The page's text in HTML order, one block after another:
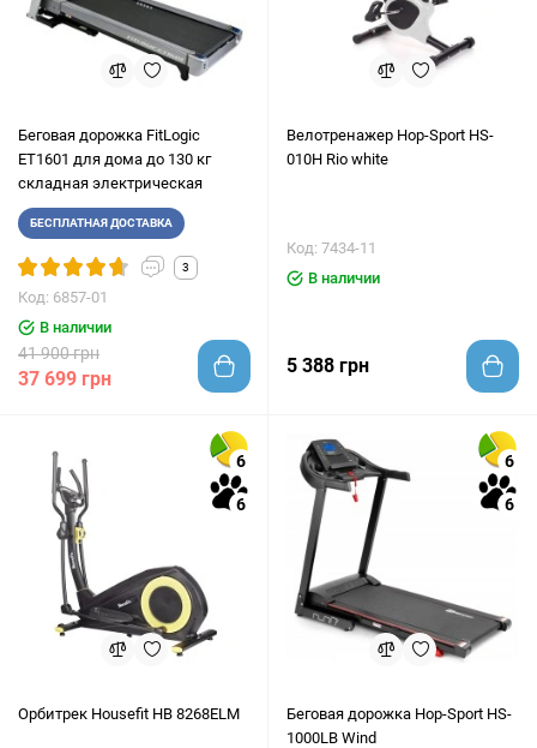
Беговая дорожка FitLogic
ET1601 для дома до 130 кг
складная электрическая
БЕСПЛАТНАЯ ДОСТАВКА
3
Код: 6857-01
В наличии
41 900 грн
37 699 грн
Велотренажер Hop-Sport HS-
010H Rio white
Код: 7434-11
В наличии
5 388 грн
6
6
Орбитрек Housefit HB 8268ELM
6
6
Беговая дорожка Hop-Sport HS-
1000LB Wind